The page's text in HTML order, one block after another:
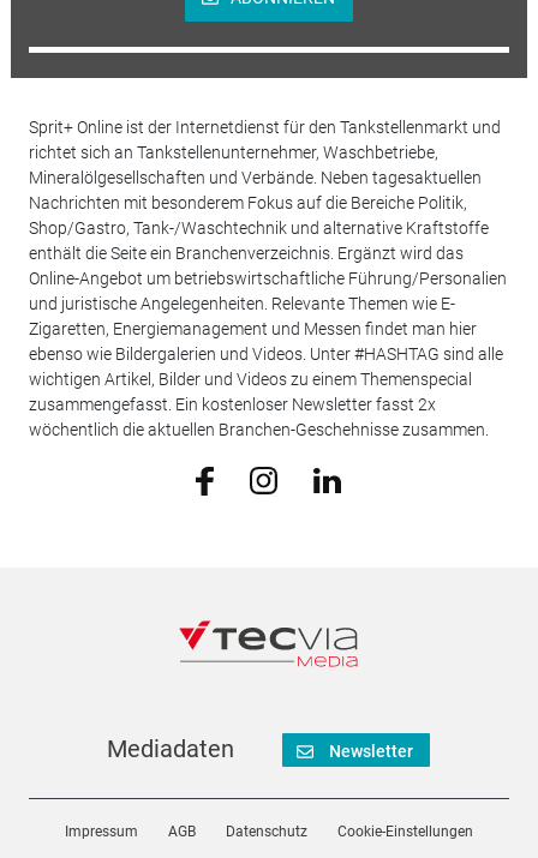
Sprit+ Online ist der Internetdienst für den Tankstellenmarkt und
richtet sich an Tankstellenunternehmer, Waschbetriebe,
Mineralölgesellschaften und Verbände. Neben tagesaktuellen
Nachrichten mit besonderem Fokus auf die Bereiche Politik,
Shop/Gastro, Tank-/Waschtechnik und alternative Kraftstoffe
enthält die Seite ein Branchenverzeichnis. Ergänzt wird das
Online-Angebot um betriebswirtschaftliche Führung/Personalien
und juristische Angelegenheiten. Relevante Themen wie E-
Zigaretten, Energiemanagement und Messen findet man hier
ebenso wie Bildergalerien und Videos. Unter #HASHTAG sind alle
wichtigen Artikel, Bilder und Videos zu einem Themenspecial
zusammengefasst. Ein kostenloser Newsletter fasst 2x
wöchentlich die aktuellen Branchen-Geschehnisse zusammen.
Mediadaten Newsletter
Impressum AGB Datenschutz Cookie-Einstellungen